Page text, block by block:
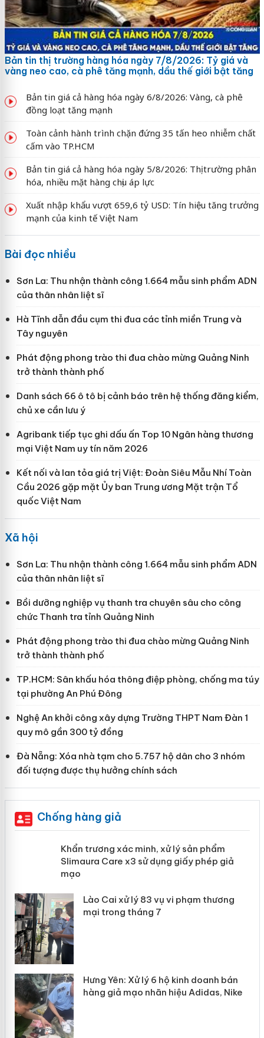
Bản tin thị trường hàng hóa ngày 7/8/2026: Tỷ giá và
vàng neo cao, cà phê tăng mạnh, dầu thế giới bật tăng
Bản tin giá cả hàng hóa ngày 6/8/2026: Vàng, cà phê
đồng loạt tăng mạnh
Toàn cảnh hành trình chặn đứng 35 tấn heo nhiễm chất
cấm vào TP.HCM
Bản tin giá cả hàng hóa ngày 5/8/2026: Thị trường phân
hóa, nhiều mặt hàng chịu áp lực
Xuất nhập khẩu vượt 659,6 tỷ USD: Tín hiệu tăng trưởng
mạnh của kinh tế Việt Nam
Bài đọc nhiều
Sơn La: Thu nhận thành công 1.664 mẫu sinh phẩm ADN
của thân nhân liệt sĩ
Hà Tĩnh dẫn đầu cụm thi đua các tỉnh miền Trung và
Tây nguyên
Phát động phong trào thi đua chào mừng Quảng Ninh
trở thành thành phố
Danh sách 66 ô tô bị cảnh báo trên hệ thống đăng kiểm,
chủ xe cần lưu ý
Agribank tiếp tục ghi dấu ấn Top 10 Ngân hàng thương
mại Việt Nam uy tín năm 2026
Kết nối và lan tỏa giá trị Việt: Đoàn Siêu Mẫu Nhí Toàn
Cầu 2026 gặp mặt Ủy ban Trung ương Mặt trận Tổ
quốc Việt Nam
Xã hội
Sơn La: Thu nhận thành công 1.664 mẫu sinh phẩm ADN
của thân nhân liệt sĩ
Bồi dưỡng nghiệp vụ thanh tra chuyên sâu cho công
chức Thanh tra tỉnh Quảng Ninh
Phát động phong trào thi đua chào mừng Quảng Ninh
trở thành thành phố
TP.HCM: Sân khấu hóa thông điệp phòng, chống ma túy
tại phường An Phú Đông
Nghệ An khởi công xây dựng Trường THPT Nam Đàn 1
quy mô gần 300 tỷ đồng
Đà Nẵng: Xóa nhà tạm cho 5.757 hộ dân cho 3 nhóm
đối tượng được thụ hưởng chính sách
Chống hàng giả
Khẩn trương xác minh, xử lý sản phẩm
Slimaura Care x3 sử dụng giấy phép